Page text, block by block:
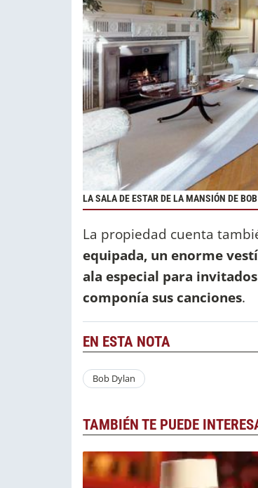
LA SALA DE ESTAR DE LA MANSIÓN DE
La propiedad cuenta
equipada, un enorme
ala especial para
componía sus canciones.
EN ESTA NOTA
Bob Dylan
TAMBIÉN TE PUEDE